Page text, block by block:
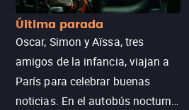
Última parada
Oscar, Simon y Aïssa, tres
amigos de la infancia, viajan a
París para celebrar buenas
noticias. En el autobús nocturno